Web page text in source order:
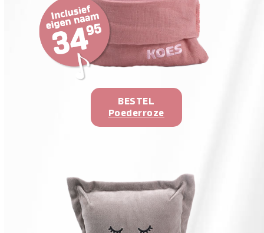
BESTEL
Poederroze